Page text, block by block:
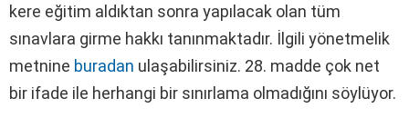
kere eğitim aldıktan sonra yapılacak olan tüm
sınavlara girme hakkı tanınmaktadır. İlgili yönetmelik
metnine buradan ulaşabilirsiniz. 28. madde çok net
bir ifade ile herhangi bir sınırlama olmadığını söylüyor.